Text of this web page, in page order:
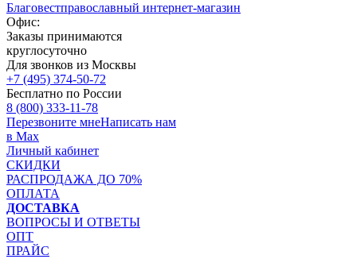
Благовестправославный интернет-магазин
Офис:
Заказы принимаются
круглосуточно
Для звонков из Москвы
+7 (495) 374-50-72
Бесплатно по России
8 (800) 333-11-78
Перезвоните мнеНаписать нам
в Max
Личный кабинет
СКИДКИ
РАСПРОДАЖА ДО 70%
ОПЛАТА
ДОСТАВКА
ВОПРОСЫ И ОТВЕТЫ
ОПТ
ПРАЙС